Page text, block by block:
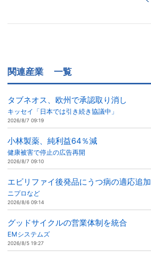
関連産業 一覧
タブネオス、欧州で承認取り消し
キッセイ「日本では引き続き協議中」
2026/8/7 09:19
小林製薬、純利益64％減
健康被害で停止の広告再開
2026/8/7 09:10
エビリファイ後発品にうつ病の適応追加
ニプロなど
2026/8/6 09:14
グッドサイクルの営業体制を統合
EMシステムズ
2026/8/5 19:27